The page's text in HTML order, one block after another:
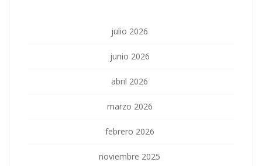
julio 2026
junio 2026
abril 2026
marzo 2026
febrero 2026
noviembre 2025